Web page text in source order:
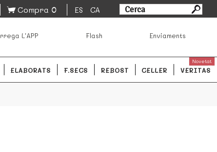
Compra 0 ES CA
L'APP Flash Enviaments
ELABORATS F.SECS REBOST CELLER VERITAS
Novetat